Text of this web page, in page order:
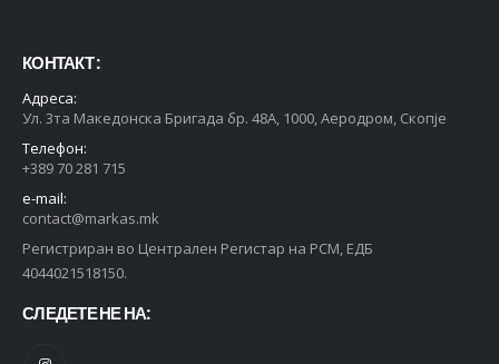
КОНТАКТ :
Адреса:
Ул. 3та Македонска Бригада бр. 48А, 1000, Аеродром, Скопје
Телефон:
+389 70 281 715
e-mail:
contact@markas.mk
Регистриран во Централен Регистар на РСМ, ЕДБ
4044021518150.
СЛЕДЕТЕ НЕ НА: